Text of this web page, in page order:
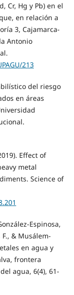
Cr, Hg y Pb) en el
en relación a
3, Cajamarca-
Antonio
213
del riesgo
en áreas
Effect of
metal
Science of
Espinosa,
& Musálem-
en agua y
frontera
agua, 6(4), 61-